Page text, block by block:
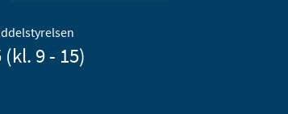
(kl. 9 - 15)